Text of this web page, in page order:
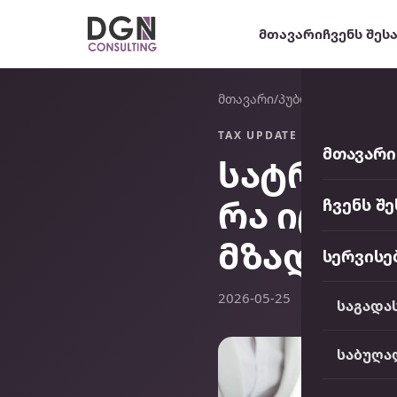
მთავარიჩვენს
მთავარი
ჩვენს
მთავარი/პუბლიკაციები
TAX UPDATE
რა
მზად
2026-05-25